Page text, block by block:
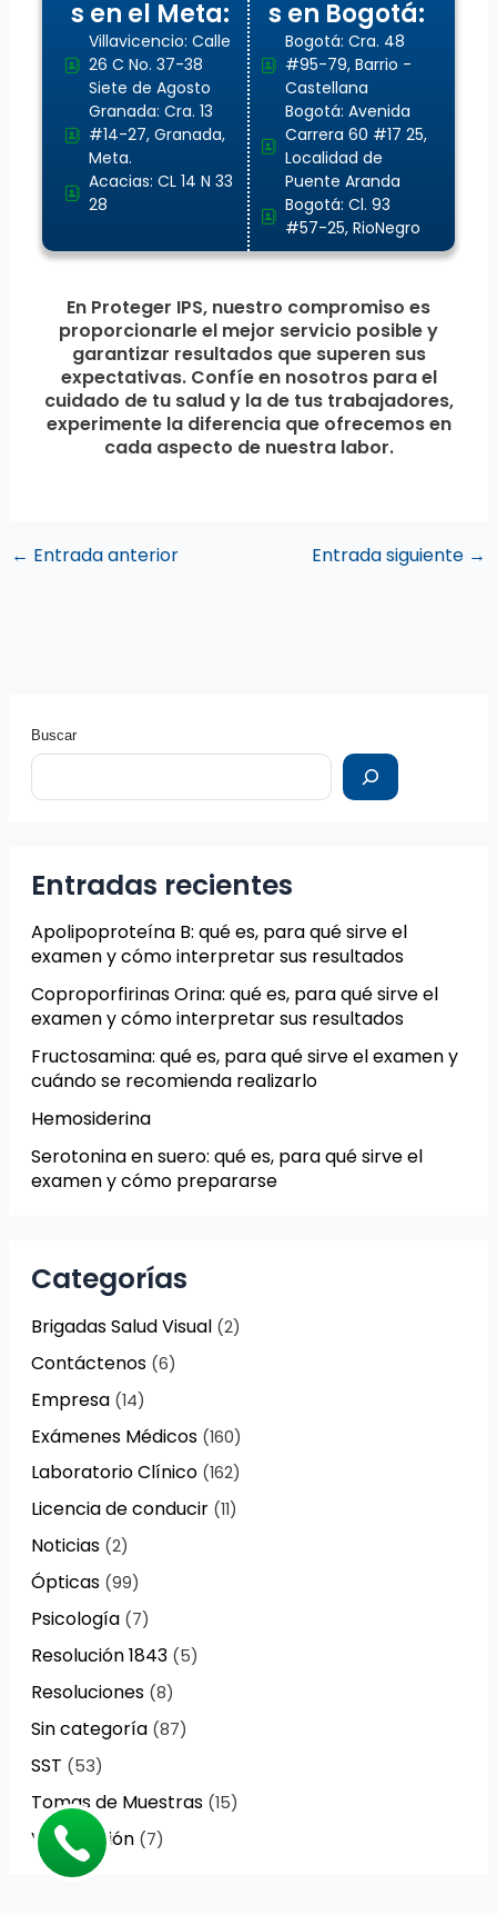
s en el Meta:
Villavicencio: Calle
26 C No. 37-38
Siete de Agosto
Granada: Cra. 13
#14-27, Granada,
Meta.
Acacias: CL 14 N 33
28
s en Bogotá:
Bogotá: Cra. 48
#95-79, Barrio -
Castellana
Bogotá: Avenida
Carrera 60 #17 25,
Localidad de
Puente Aranda
Bogotá: Cl. 93
#57-25, RioNegro
En Proteger IPS, nuestro compromiso es
proporcionarle el mejor servicio posible y
garantizar resultados que superen sus
expectativas. Confíe en nosotros para el
cuidado de tu salud y la de tus trabajadores,
experimente la diferencia que ofrecemos en
cada aspecto de nuestra labor.
← Entrada anterior Entrada siguiente →
Buscar
Entradas recientes
Apolipoproteína B: qué es, para qué sirve el
examen y cómo interpretar sus resultados
Coproporfirinas Orina: qué es, para qué sirve el
examen y cómo interpretar sus resultados
Fructosamina: qué es, para qué sirve el examen y
cuándo se recomienda realizarlo
Hemosiderina
Serotonina en suero: qué es, para qué sirve el
examen y cómo prepararse
Categorías
Brigadas Salud Visual(2)
Contáctenos(6)
Empresa(14)
Exámenes Médicos(160)
Laboratorio Clínico(162)
Licencia de conducir(11)
Noticias(2)
Ópticas(99)
Psicología(7)
Resolución 1843(5)
Resoluciones(8)
Sin categoría(87)
SST (53)
Tomas de Muestras(15)
Vacunación(7)